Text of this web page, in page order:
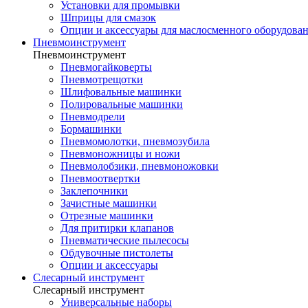
Установки для промывки
Шприцы для смазок
Опции и аксессуары для маслосменного
Пневмоинструмент
Пневмоинструмент
Пневмогайковерты
Пневмотрещотки
Шлифовальные машинки
Полировальные машинки
Пневмодрели
Бормашинки
Пневмомолотки, пневмозубила
Пневмоножницы и ножи
Пневмолобзики, пневмоножовки
Пневмоотвертки
Заклепочники
Зачистные машинки
Отрезные машинки
Для притирки клапанов
Пневматические пылесосы
Обдувочные пистолеты
Опции и аксессуары
Слесарный инструмент
Слесарный инструмент
Универсальные наборы